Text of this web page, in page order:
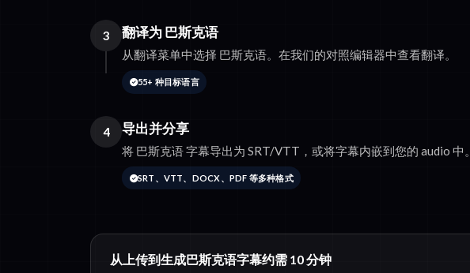
3 翻译为 巴斯克语
从翻译菜单中选择 巴斯克语。在我们的对照编辑器中查看翻译。
55+ 种目标语言
4 导出并分享
将 巴斯克语 字幕导出为 SRT/VTT，或将字幕内嵌到您的 audio 中。
SRT、VTT、DOCX、PDF 等多种格式
从上传到生成巴斯克语字幕约需 10 分钟